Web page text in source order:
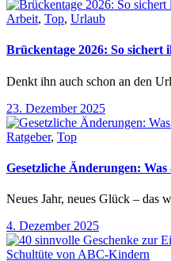
Arbeit, Top, Urlaub
Brückentage 2026: So sichert
Denkt ihn auch schon an den
23. Dezember 2025
Ratgeber, Top
Gesetzliche Änderungen: Was
Neues Jahr, neues Glück – das
4. Dezember 2025